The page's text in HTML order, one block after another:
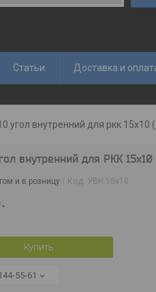
Статьи Доставка и
угол внутренний для ркк 15х10
внутренний для РКК
и в розницу Код: УВН 15х10
Купить
55-61